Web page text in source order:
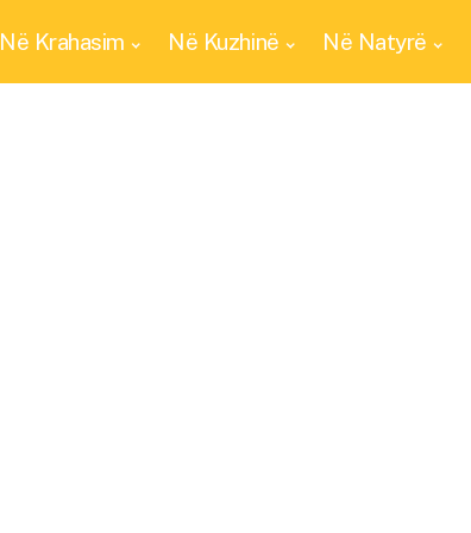
Në Krahasim Në Kuzhinë Në Natyrë